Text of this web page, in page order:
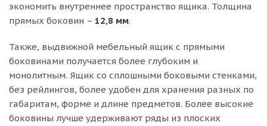
экономить внутреннее пространство ящика. Толщина
прямых боковин – 12,8 мм.
Также, выдвижной мебельный ящик с прямыми
боковинами получается более глубоким и
монолитным. Ящик со сплошными боковыми стенками,
без рейлингов, более удобен для хранения разных по
габаритам, форме и длине предметов. Более высокие
боковины лучше удерживают ряды из плоских